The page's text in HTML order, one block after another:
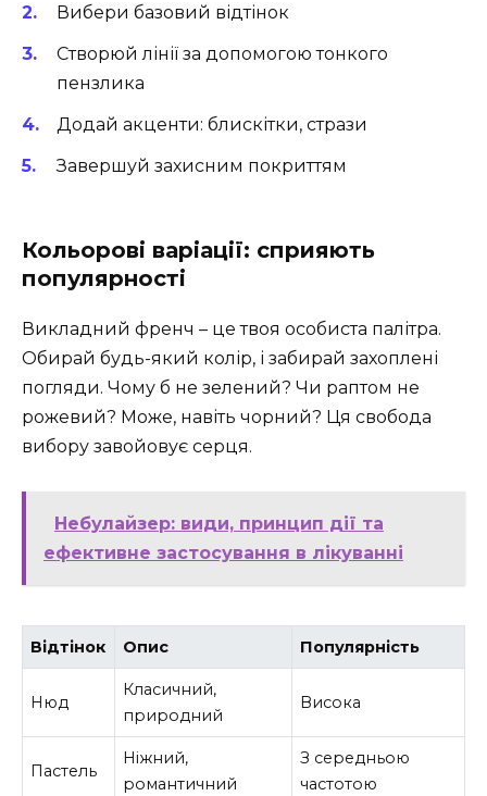
Вибери базовий відтінок
Створюй лінії за допомогою тонкого
пензлика
Додай акценти: блискітки, стрази
Завершуй захисним покриттям
Кольорові варіації: сприяють
популярності
Викладний френч – це твоя особиста палітра.
Обирай будь-який колір, і забирай захоплені
погляди. Чому б не зелений? Чи раптом не
рожевий? Може, навіть чорний? Ця свобода
вибору завойовує серця.
Небулайзер: види, принцип дії та
ефективне застосування в лікуванні
Відтінок Опис Популярність
Нюд
Класичний,
природний
Висока
Пастель
Ніжний,
романтичний
З середньою
частотою